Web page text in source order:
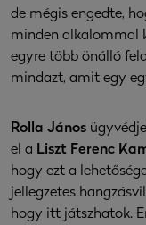
de mégis engedte,
minden alkalommal
egyre több önálló
mindazt, amit egy
Rolla János
el a Liszt Ferenc
hogy ezt a
jellegzetes
hogy itt játszhatok.